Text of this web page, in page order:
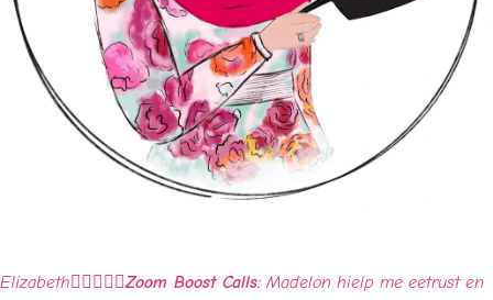
Elizabeth    Zoom Boost Calls: Madelon hielp me eetrust en